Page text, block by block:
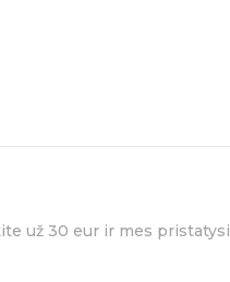
už 30 eur ir mes